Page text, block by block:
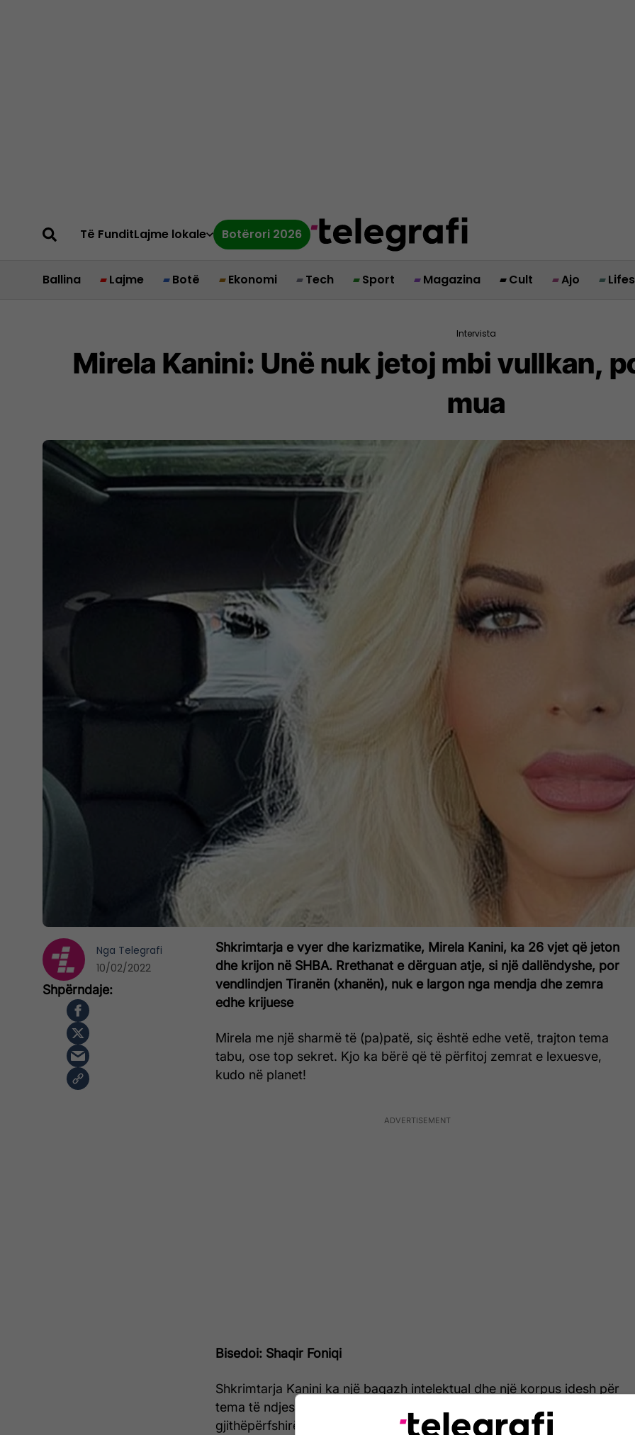
Të FunditLajme lokale Botërori 2026
Ballina Lajme Botë Ekonomi Tech Sport Magazina Cult Ajo
Intervista
Mirela Kanini: Unë nuk jetoj mbi vullkan,
mua
Shkrimtarja e vyer dhe karizmatike, Mirela Kanini, ka 26 vjet që jeton
dhe krijon në SHBA. Rrethanat e dërguan atje, si një dallëndyshe, por
vendlindjen Tiranën (xhanën), nuk e largon nga mendja dhe zemra
edhe krijuese
Mirela me një sharmë të (pa)patë, siç është edhe vetë, trajton tema
tabu, ose top sekret. Kjo ka bërë që të përfitoj zemrat e lexuesve,
kudo në planet!
Bisedoi: Shaqir Foniqi
Shkrimtarja Kanini ka një bagazh intelektual dhe një korpus idesh për
tema të ndjeshme. Shkrimet e saja janë të dobishme dhe
gjithëpërfshirëse. Librat e saj i dedikohen çdo lexuesi dhe përmbajnë
Nga Telegrafi
10/02/2022